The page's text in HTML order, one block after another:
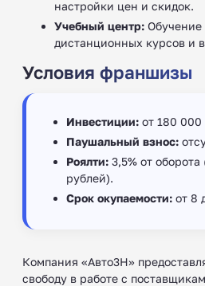
настройки цен и скидок.
Учебный центр:
дистанционных курсов и
Условия франшизы
Инвестиции: от 180
Паушальный взнос:
Роялти: 3,5% от
рублей).
Срок окупаемости: от 8
Компания «Авто3Н»
свободу в работе с